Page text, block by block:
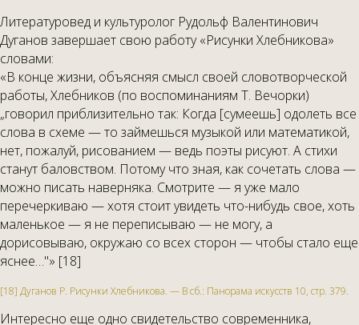
Литературовед и культуролог Рудольф Валентинович
Дуганов завершает свою работу «Рисунки Хлебникова»
словами:
«В конце жизни, объясняя смысл своей словотворческой
работы, Хлебников (по воспоминаниям Т. Вечорки)
„говорил приблизительно так: Когда [сумеешь] одолеть все
слова в схеме — то займешься музыкой или математикой,
нет, пожалуй, рисованием — ведь поэты рисуют. А стихи
станут баловством. Потому что зная, как сочетать слова —
можно писать наверняка. Смотрите — я уже мало
перечеркиваю — хотя стоит увидеть что-нибудь свое, хоть
маленькое — я не переписываю — не могу, а
дорисовываю, окружаю со всех сторон — чтобы стало еще
яснее…"» [18]
[18] Дуганов Р. Рисунки Хлебникова. — В сб.: Панорама искусств 10, стр. 379.
Интересно еще одно свидетельство современника,